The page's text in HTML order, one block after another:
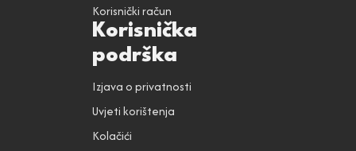
Korisnički račun
Korisnička
podrška
Izjava o privatnosti
Uvjeti korištenja
Kolačići